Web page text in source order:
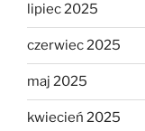
lipiec 2025
czerwiec 2025
maj 2025
kwiecień 2025